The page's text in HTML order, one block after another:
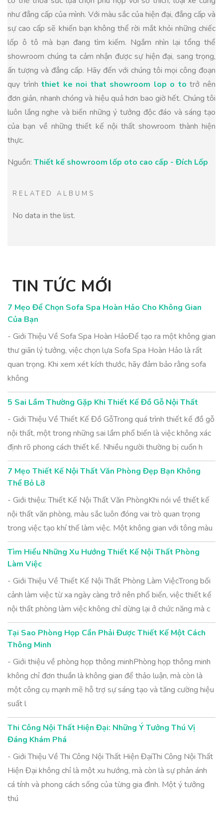
như đẳng cấp của mình. Với màu sắc của hiện đại, đẳng cấp và
sự cao cấp sẽ khiến bạn không thể rời mắt khỏi những chiếc
lốp ô tô mà bạn đang tìm kiếm. Ngắm nhìn lại tổng thể
showroom chúng ta cảm nhận được sự hiện đại, sang trọng,
ấn tượng và đẳng cấp. Hãy đến với chúng tôi mọi công đoạn
quy trìnhthiet ke noi that showroom lop o to trở nên
đơn giản, nhanh chóng và hiệu quả hơn bao giờ hết. Chúng tôi
luôn lắng nghe và biến những ý tưởng độc đáo và sáng tạo
của bạn về những thiết kế nội thất showroom thành hiện
thực.
Nguồn: Thiết kế showroom lốp oto cao cấp - Đích Lốp
RELATED ALBUMS
No data in the list.
TIN TỨC MỚI
7 Mẹo Để Chọn Sofa Spa Hoàn Hảo Cho Không Gian
Của Bạn
- Giới Thiệu Về Sofa Spa Hoàn HảoĐể tạo ra một không gian
thư giãn lý tưởng, việc chọn lựa Sofa Spa Hoàn Hảo là rất
quan trọng. Khi xem xét kích thước, hãy đảm bảo rằng sofa
không
5 Sai Lầm Thường Gặp Khi Thiết Kế Đồ Gỗ Nội Thất
- Giới Thiệu Về Thiết Kế Đồ GỗTrong quá trình thiết kế đồ gỗ
nội thất, một trong những sai lầm phổ biến là việc không xác
định rõ phong cách thiết kế. Nhiều người thường bị cuốn h
7 Mẹo Thiết Kế Nội Thất Văn Phòng Đẹp Bạn Không
Thể Bỏ Lỡ
- Giới thiệu: Thiết Kế Nội Thất Văn PhòngKhi nói về thiết kế
nội thất văn phòng, màu sắc luôn đóng vai trò quan trọng
trong việc tạo khí thế làm việc. Một không gian với tông màu
Tìm Hiểu Những Xu Hướng Thiết Kế Nội Thất Phòng
Làm Việc
- Giới Thiệu Về Thiết Kế Nội Thất Phòng Làm ViệcTrong bối
cảnh làm việc từ xa ngày càng trở nên phổ biến, việc thiết kế
nội thất phòng làm việc không chỉ dừng lại ở chức năng mà c
Tại Sao Phòng Họp Cần Phải Được Thiết Kế Một Cách
Thông Minh
- Giới thiệu về phòng họp thông minhPhòng họp thông minh
không chỉ đơn thuần là không gian để thảo luận, mà còn là
một công cụ mạnh mẽ hỗ trợ sự sáng tạo và tăng cường hiệu
suất l
Thi Công Nội Thất Hiện Đại: Những Ý Tưởng Thú Vị
Đáng Khám Phá
- Giới Thiệu Về Thi Công Nội Thất Hiện ĐạiThi Công Nội Thất
Hiện Đại không chỉ là một xu hướng, mà còn là sự phản ánh
cá tính và phong cách sống của từng gia đình. Một ý tưởng
thú